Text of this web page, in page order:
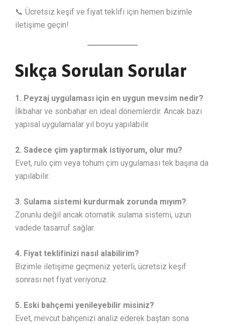
📞 Ücretsiz keşif ve fiyat teklifi için hemen bizimle
iletişime geçin!
Sıkça Sorulan Sorular
1. Peyzaj uygulaması için en uygun mevsim nedir?
İlkbahar ve sonbahar en ideal dönemlerdir. Ancak bazı
yapısal uygulamalar yıl boyu yapılabilir.
2. Sadece çim yaptırmak istiyorum, olur mu?
Evet, rulo çim veya tohum çim uygulaması tek başına da
yapılabilir.
3. Sulama sistemi kurdurmak zorunda mıyım?
Zorunlu değil ancak otomatik sulama sistemi, uzun
vadede tasarruf sağlar.
4. Fiyat teklifinizi nasıl alabilirim?
Bizimle iletişime geçmeniz yeterli, ücretsiz keşif
sonrası net fiyat veriyoruz.
5. Eski bahçemi yenileyebilir misiniz?
Evet, mevcut bahçenizi analiz ederek baştan sona